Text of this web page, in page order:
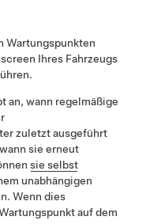
Wartungspunkten
Ihres Fahrzeugs
an, wann regelmäßige
zuletzt ausgeführt
sie erneut
sie selbst
unabhängigen
Wenn dies
auf dem